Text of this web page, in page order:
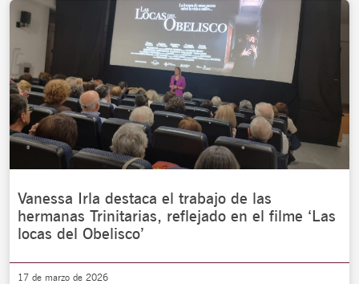
Vanessa Irla destaca el trabajo de las
hermanas Trinitarias, reflejado en el filme ‘Las
locas del Obelisco’
17 de marzo de 2026